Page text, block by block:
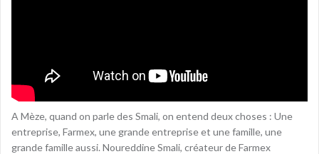
A Mèze, quand on parle des Smali, on entend deux choses : Une
entreprise, Farmex, une grande entreprise et une famille, une
grande famille aussi. Noureddine Smali, créateur de Farmex